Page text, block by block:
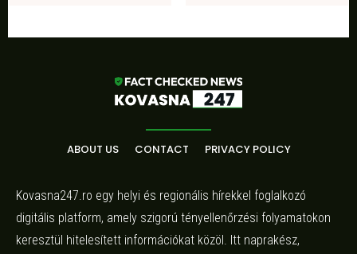
ABOUT US CONTACT PRIVACY POLICY
Kovasna247.ro egy helyi és regionális hírekkel foglalkozó
digitális platform, amely szigorú tényellenőrzési folyamatokon
keresztül hitelesített információkat közöl. Itt naprakész,